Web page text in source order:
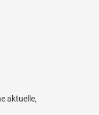
aktuelle,